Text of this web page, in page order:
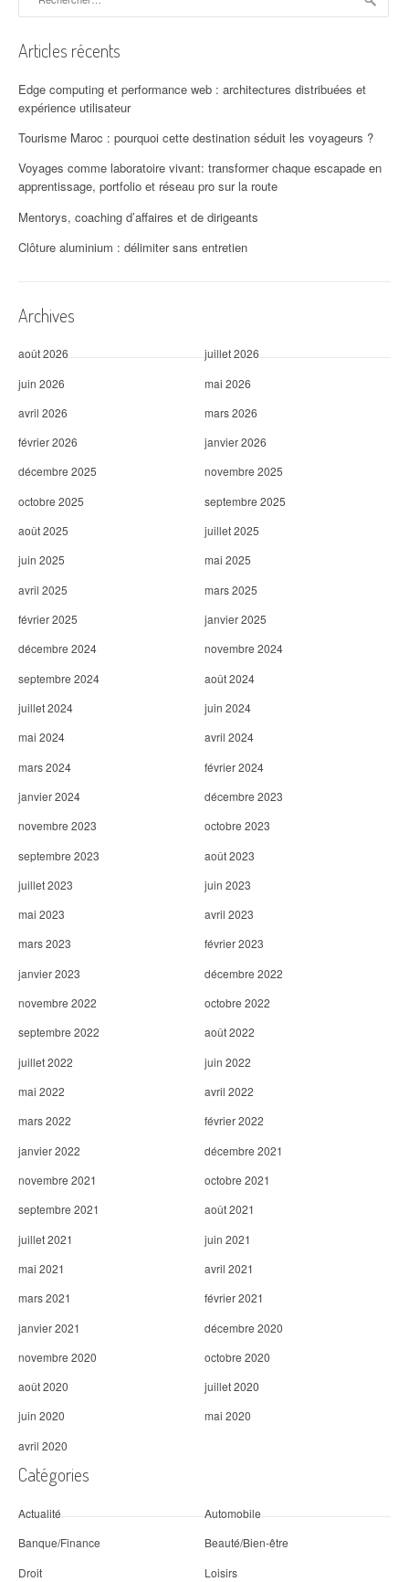
t
i
o
n
d
'
a
r
i
c
l
e
Articles récents
Edge computing et performance web : architectures distribuées et
expérience utilisateur
Tourisme Maroc : pourquoi cette destination séduit les voyageurs ?
Voyages comme laboratoire vivant: transformer chaque escapade en
apprentissage, portfolio et réseau pro sur la route
Mentorys, coaching d’affaires et de dirigeants
Clôture aluminium : délimiter sans entretien
Archives
août 2026
juillet 2026
juin 2026
mai 2026
avril 2026
mars 2026
février 2026
janvier 2026
décembre 2025
novembre 2025
octobre 2025
septembre 2025
août 2025
juillet 2025
juin 2025
mai 2025
avril 2025
mars 2025
février 2025
janvier 2025
décembre 2024
novembre 2024
septembre 2024
août 2024
juillet 2024
juin 2024
mai 2024
avril 2024
mars 2024
février 2024
janvier 2024
décembre 2023
novembre 2023
octobre 2023
septembre 2023
août 2023
juillet 2023
juin 2023
mai 2023
avril 2023
mars 2023
février 2023
janvier 2023
décembre 2022
novembre 2022
octobre 2022
septembre 2022
août 2022
juillet 2022
juin 2022
mai 2022
avril 2022
mars 2022
février 2022
janvier 2022
décembre 2021
novembre 2021
octobre 2021
septembre 2021
août 2021
juillet 2021
juin 2021
mai 2021
avril 2021
mars 2021
février 2021
janvier 2021
décembre 2020
novembre 2020
octobre 2020
août 2020
juillet 2020
juin 2020
mai 2020
avril 2020
Catégories
Actualité
Automobile
Banque/Finance
Beauté/Bien-être
Droit
Loisirs